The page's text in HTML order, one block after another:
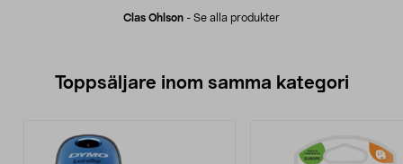
Clas Ohlson - Se alla produkter
Toppsäljare inom samma kategori